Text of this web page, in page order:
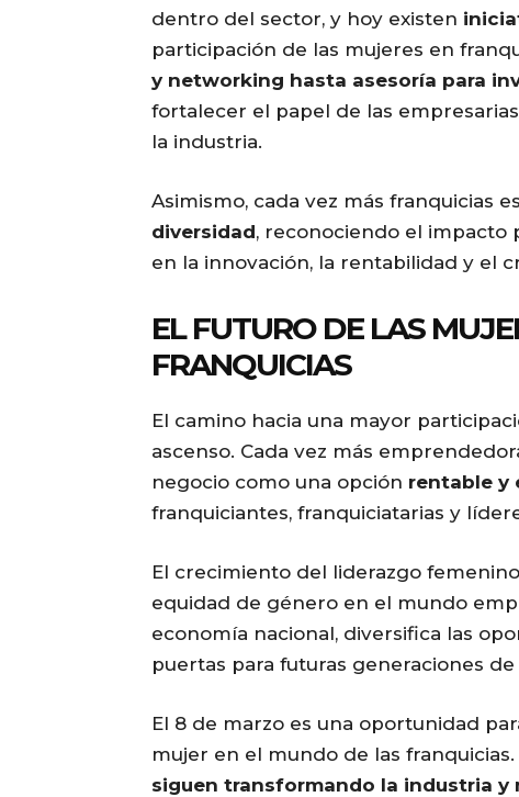
dentro del sector, y hoy existen
participación de las mujeres en
y networking hasta asesoría para
fortalecer el papel de las
la industria.
Asimismo, cada vez más franquicias
diversidad, reconociendo el impacto
en la innovación, la rentabilidad y el
EL FUTURO DE LAS
FRANQUICIAS
El camino hacia una mayor
ascenso. Cada vez más
negocio como una opción rentable y
franquiciantes, franquiciatarias y
El crecimiento del liderazgo
equidad de género en el mundo
economía nacional, diversifica las
puertas para futuras generaciones
El 8 de marzo es una oportunidad
mujer en el mundo de las franquicias.
siguen transformando la industria y